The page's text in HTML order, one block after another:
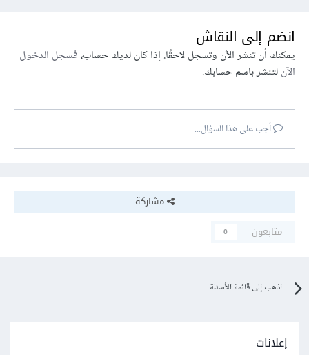
انضم إلى النقاش
يمكنك أن تنشر الآن وتسجل لاحقًا. إذا كان لديك حساب،فسجل الدخول
الآنلتنشر باسم حسابك.
أجب على هذا السؤال...
مشاركة
متابعون
0
اذهب إلى قائمة الأسئلة
إعلانات